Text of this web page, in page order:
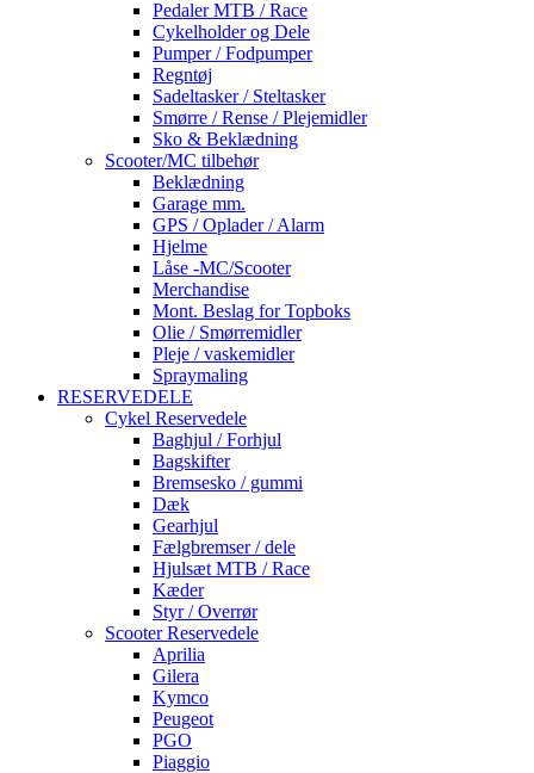
Pedaler MTB / Race
Cykelholder og Dele
Pumper / Fodpumper
Regntøj
Sadeltasker / Steltasker
Smørre / Rense / Plejemidler
Sko & Beklædning
Scooter/MC tilbehør
Beklædning
Garage mm.
GPS / Oplader / Alarm
Hjelme
Låse -MC/Scooter
Merchandise
Mont. Beslag for Topboks
Olie / Smørremidler
Pleje / vaskemidler
Spraymaling
RESERVEDELE
Cykel Reservedele
Baghjul / Forhjul
Bagskifter
Bremsesko / gummi
Dæk
Gearhjul
Fælgbremser / dele
Hjulsæt MTB / Race
Kæder
Styr / Overrør
Scooter Reservedele
Aprilia
Gilera
Kymco
Peugeot
PGO
Piaggio